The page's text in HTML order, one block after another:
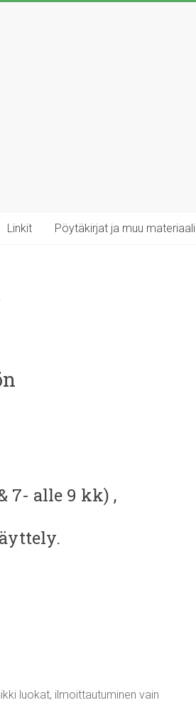
Linkit Pöytäkirjat ja muu materiaali
7- alle 9 kk) ,
luokat, ilmoittautuminen vain